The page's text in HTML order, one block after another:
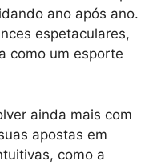
ano após ano.
espetaculares,
como um esporte
ainda mais com
apostas em
como a